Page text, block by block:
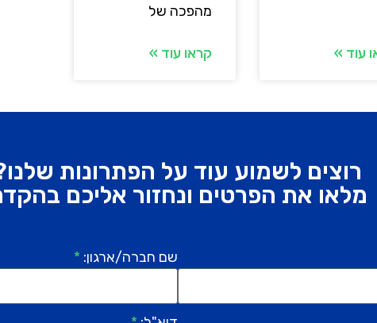
עוד »
מהפכה של
קראו עוד »
רוצים לשמוע עוד על הפתרונות
מלאו את הפרטים ונחזור אליכם
שם חברה/ארגון: *